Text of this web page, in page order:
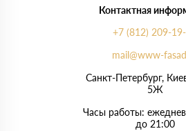
Контактная
+7 (812) 209-
mail@www-
Санкт-Петербург,
5Ж
Часы работы:
до 21:00